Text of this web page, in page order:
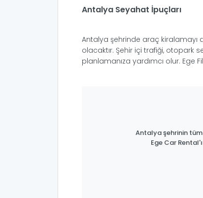
Antalya Seyahat İpuçları
Antalya şehrinde araç kiralamayı
olacaktır. Şehir içi trafiği, otopark
planlamanıza yardımcı olur. Ege
Antalya şehrinin
Ege Car